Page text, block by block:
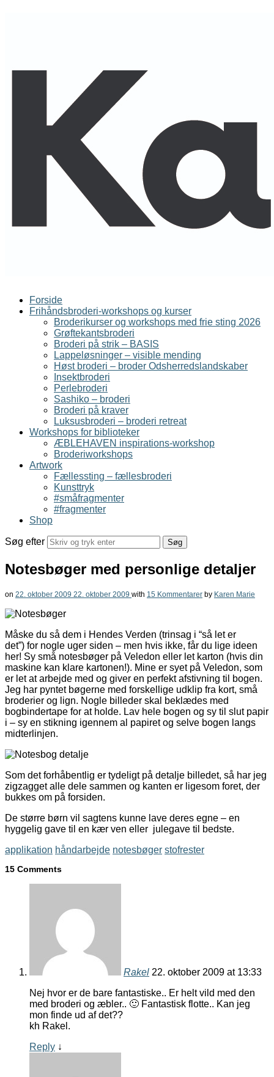
Forside
Frihåndsbroderi-workshops og kurser
Broderikurser og workshops med frie sting 2026
Grøftekantsbroderi
Broderi på strik – BASIS
Lappeløsninger – visible mending
Høst broderi – broder Odsherredslandskaber
Insektbroderi
Perlebroderi
Sashiko – broderi
Broderi på kraver
Luksusbroderi – broderi retreat
Workshops for biblioteker
ÆBLEHAVEN inspirations-workshop
Broderiworkshops
Artwork
Fællessting – fællesbroderi
Kunsttryk
#småfragmenter
#fragmenter
Shop
Søg efter
Notesbøger med personlige detaljer
on 22. oktober 2009 22. oktober 2009 with 15 Kommentarer by Karen Marie
Måske du så dem i Hendes Verden (trinsag i “så let er
det”) for nogle uger siden – men hvis ikke, får du lige ideen
her! Sy små notesbøger på Veledon eller let karton (hvis din
maskine kan klare kartonen!). Mine er syet på Veledon, som
er let at arbejde med og giver en perfekt afstivning til bogen.
Jeg har pyntet bøgerne med forskellige udklip fra kort, små
broderier og lign. Nogle billeder skal beklædes med
bogbindertape for at holde. Lav hele bogen og sy til slut papir
i – sy en stikning igennem al papiret og selve bogen langs
midterlinjen.
Som det forhåbentlig er tydeligt på detalje billedet, så har jeg
zigzagget alle dele sammen og kanten er ligesom foret, der
bukkes om på forsiden.
De større børn vil sagtens kunne lave deres egne – en
hyggelig gave til en kær ven eller julegave til bedste.
applikation håndarbejde notesbøger stofrester
15 Comments
Rakel 22. oktober 2009 at 13:33
Nej hvor er de bare fantastiske.. Er helt vild med den
med broderi og æbler.. 🙂 Fantastisk flotte.. Kan jeg
mon finde ud af det??
kh Rakel.
Reply ↓